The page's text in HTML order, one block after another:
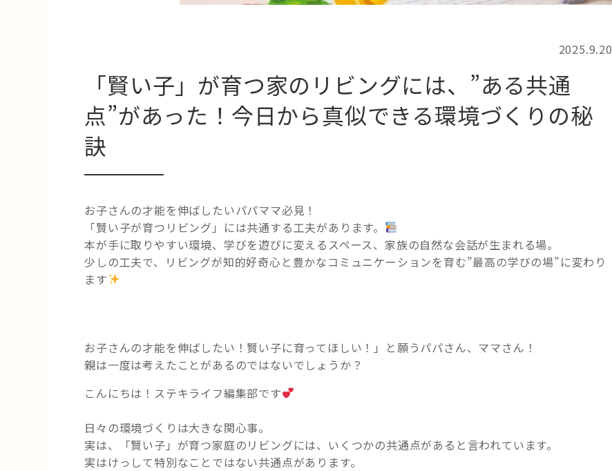
2025.9.20
「賢い子」が育つ家のリビングには、”ある共通
点”があった！今日から真似できる環境づくりの秘
訣
お子さんの才能を伸ばしたいパパママ必見！
「賢い子が育つリビング」には共通する工夫があります。
本が手に取りやすい環境、学びを遊びに変えるスペース、家族の自然な会話が生まれる場。
少しの工夫で、リビングが知的好奇心と豊かなコミュニケーションを育む”最高の学びの場”に変わり
ます
お子さんの才能を伸ばしたい！賢い子に育ってほしい！」と願うパパさん、ママさん！
親は一度は考えたことがあるのではないでしょうか？
こんにちは！ステキライフ編集部です
日々の環境づくりは大きな関心事。
実は、「賢い子」が育つ家庭のリビングには、いくつかの共通点があると言われています。
実はけっして特別なことではない共通点があります。